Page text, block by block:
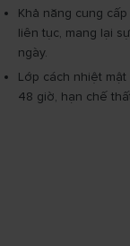
Khả năng cung
liên tục, mang lại
ngày.
Lớp cách nhiệt
48 giờ, hạn chế